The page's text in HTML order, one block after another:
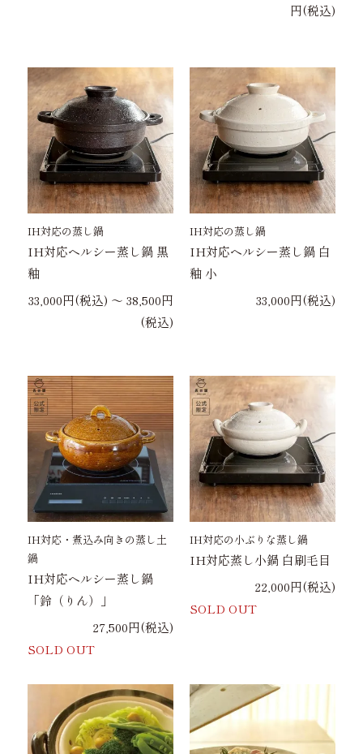
円(税込)
IH対応の蒸し鍋
IH対応ヘルシー蒸し鍋 黒
釉
33,000円(税込) 〜 38,500円
(税込)
IH対応の蒸し鍋
IH対応ヘルシー蒸し鍋 白
釉 小
33,000円(税込)
IH対応・煮込み向きの蒸し土
鍋
IH対応ヘルシー蒸し鍋
「鈴（りん）」
27,500円(税込)
SOLD OUT
IH対応の小ぶりな蒸し鍋
IH対応蒸し小鍋 白刷毛目
22,000円(税込)
SOLD OUT